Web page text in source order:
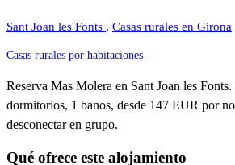
Sant Joan les Fonts , Casas rurales en Girona
Casas rurales por habitaciones
Reserva Mas Molera en Sant Joan les Fonts.
dormitorios, 1 banos, desde 147 EUR por
desconectar en grupo.
Qué ofrece este alojamiento